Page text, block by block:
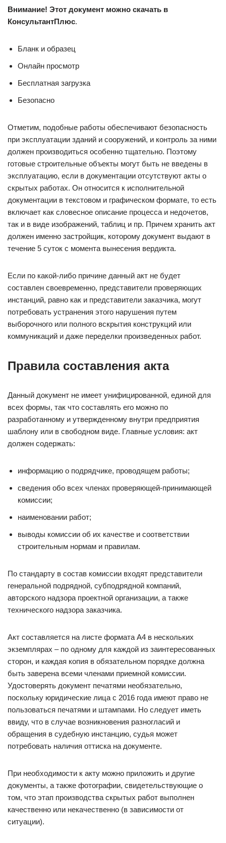
Внимание! Этот документ можно скачать в
КонсультантПлюс.
Бланк и образец
Онлайн просмотр
Бесплатная загрузка
Безопасно
Отметим, подобные работы обеспечивают безопасность
при эксплуатации зданий и сооружений, и контроль за ними
должен производиться особенно тщательно. Поэтому
готовые строительные объекты могут быть не введены в
эксплуатацию, если в документации отсутствуют акты о
скрытых работах. Он относится к исполнительной
документации в текстовом и графическом формате, то есть
включает как словесное описание процесса и недочетов,
так и в виде изображений, таблиц и пр. Причем хранить акт
должен именно застройщик, которому документ выдают в
течение 5 суток с момента вынесения вердикта.
Если по какой-либо причине данный акт не будет
составлен своевременно, представители проверяющих
инстанций, равно как и представители заказчика, могут
потребовать устранения этого нарушения путем
выборочного или полного вскрытия конструкций или
коммуникаций и даже переделки произведенных работ.
Правила составления акта
Данный документ не имеет унифицированной, единой для
всех формы, так что составлять его можно по
разработанному и утвержденному внутри предприятия
шаблону или в свободном виде. Главные условия: акт
должен содержать:
информацию о подрядчике, проводящем работы;
сведения обо всех членах проверяющей-принимающей
комиссии;
наименовании работ;
выводы комиссии об их качестве и соответствии
строительным нормам и правилам.
По стандарту в состав комиссии входят представители
генеральной подрядной, субподрядной компаний,
авторского надзора проектной организации, а также
технического надзора заказчика.
Акт составляется на листе формата А4 в нескольких
экземплярах – по одному для каждой из заинтересованных
сторон, и каждая копия в обязательном порядке должна
быть заверена всеми членами приемной комиссии.
Удостоверять документ печатями необязательно,
поскольку юридические лица с 2016 года имеют право не
пользоваться печатями и штампами. Но следует иметь
ввиду, что в случае возникновения разногласий и
обращения в судебную инстанцию, судья может
потребовать наличия оттиска на документе.
При необходимости к акту можно приложить и другие
документы, а также фотографии, свидетельствующие о
том, что этап производства скрытых работ выполнен
качественно или некачественно (в зависимости от
ситуации).